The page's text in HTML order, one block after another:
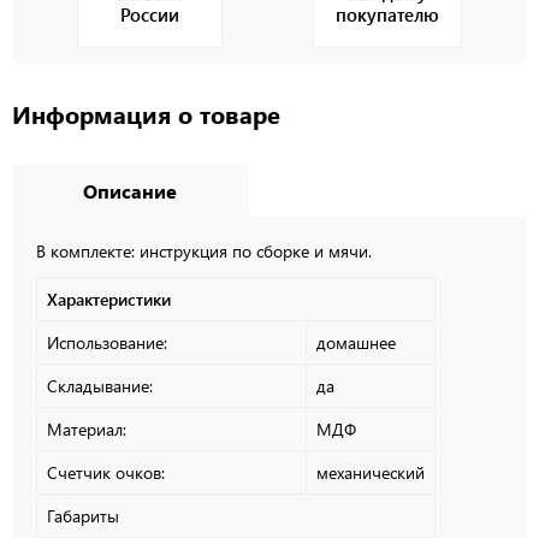
России
покупателю
Информация о товаре
Описание
В комплекте: инструкция по сборке и мячи.
Характеристики
Использование:
домашнее
Складывание:
да
Материал:
МДФ
Счетчик очков:
механический
Габариты